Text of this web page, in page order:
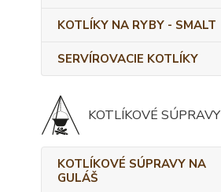
KOTLÍKY NA RYBY - SMALT
SERVÍROVACIE KOTLÍKY
KOTLÍKOVÉ SÚPRAVY
KOTLÍKOVÉ SÚPRAVY NA
GULÁŠ